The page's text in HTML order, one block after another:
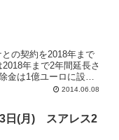
の契約を2018年まで
年まで2年間延長さ
金は1億ユーロに設
2014.06.08
日(月) スアレス2